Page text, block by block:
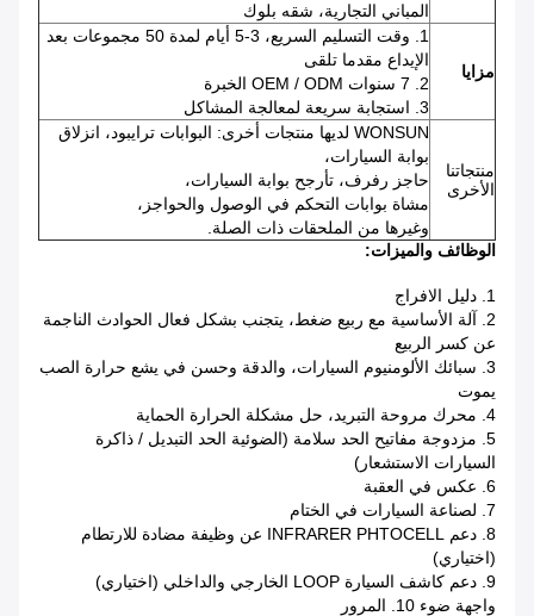
المباني التجارية، شقه بلوك
مزايا
1. وقت التسليم السريع، 3-5 أيام لمدة 50 مجموعات بعد
الإيداع مقدما تلقى
2. 7 سنوات OEM / ODM الخبرة
3. استجابة سريعة لمعالجة المشاكل
منتجاتنا
الأخرى
WONSUN لديها منتجات أخرى: البوابات ترايبود، انزلاق
بوابة السيارات،
حاجز رفرف، تأرجح بوابة السيارات،
مشاة بوابات التحكم في الوصول والحواجز،
وغيرها من الملحقات ذات الصلة.
الوظائف والميزات:
1. دليل الافراج
2. آلة الأساسية مع ربيع ضغط، يتجنب بشكل فعال الحوادث الناجمة
عن كسر الربيع
3. سبائك الألومنيوم السيارات، والدقة وحسن في يشع حرارة الصب
يموت
4. محرك مروحة التبريد، حل مشكلة الحرارة الحماية
5. مزدوجة مفاتيح الحد سلامة (الضوئية الحد التبديل / ذاكرة
السيارات الاستشعار)
6. عكس في العقبة
7. لصناعة السيارات في الختام
8. دعم INFRARER PHTOCELL عن وظيفة مضادة للارتطام
(اختياري)
9. دعم كاشف السيارة LOOP الخارجي والداخلي (اختياري)
واجهة ضوء 10. المرور